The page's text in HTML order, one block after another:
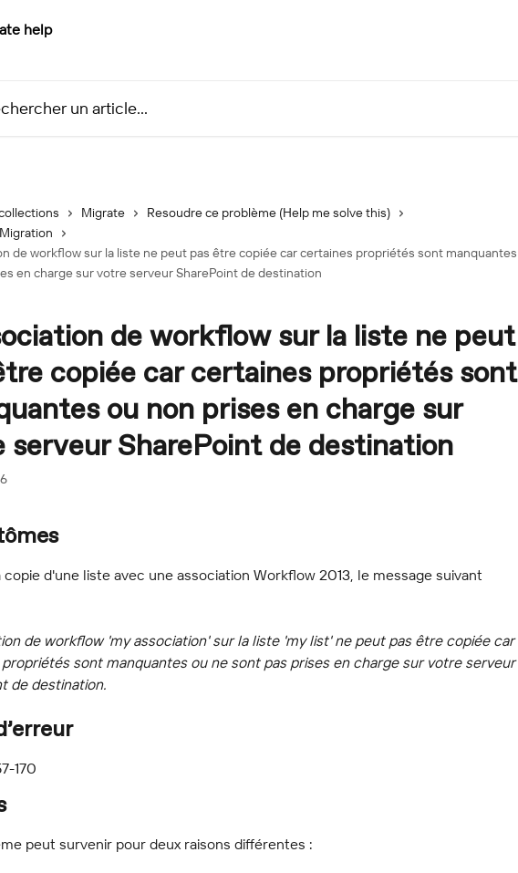
Migrate
Resoudre ce problème (Help me solve this)
de workflow sur la liste ne peut pas être copiée car certaines propriétés sont manquantes
en charge sur votre serveur SharePoint de destination
de workflow sur la liste ne peut
copiée car certaines propriétés sont
ou non prises en charge sur
serveur SharePoint de destination
copie d'une liste avec une association Workflow 2013, le message suivant
de workflow 'my association' sur la liste 'my list' ne peut pas être copiée car
sont manquantes ou ne sont pas prises en charge sur votre serveur
de destination.
170
peut survenir pour deux raisons différentes :